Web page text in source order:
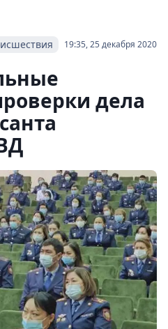
19:35, 25 декабря 2020
дела